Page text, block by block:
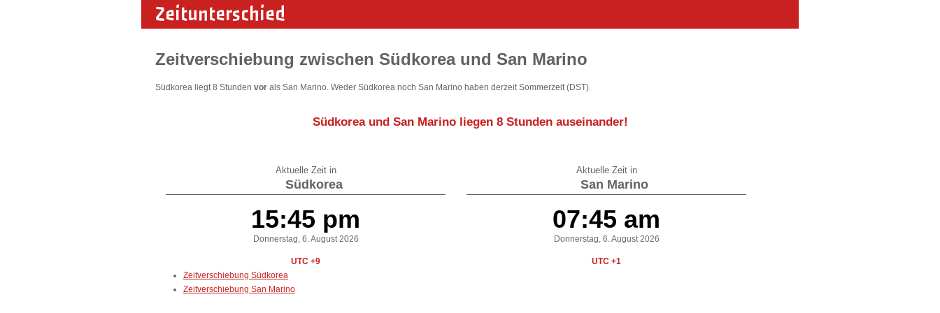
Zeitunterschied
Zeitverschiebung zwischen Südkorea und San Marino
Südkorea liegt 8 Stunden vor als San Marino. Weder Südkorea noch San Marino haben derzeit Sommerzeit (DST).
Südkorea und San Marino liegen 8 Stunden auseinander!
Aktuelle Zeit in
Südkorea
15:45 pm
Donnerstag, 6. August 2026
UTC +9
Aktuelle Zeit in
San Marino
07:45 am
Donnerstag, 6. August 2026
UTC +1
Zeitverschiebung Südkorea
Zeitverschiebung San Marino